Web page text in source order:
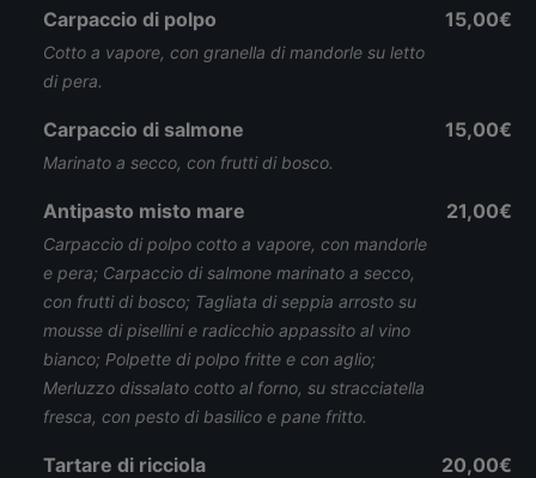
Carpaccio di polpo
Cotto a vapore, con granella di mandorle su letto
di pera.
15,00€
Carpaccio di salmone
Marinato a secco, con frutti di bosco.
15,00€
Antipasto misto mare
Carpaccio di polpo cotto a vapore, con mandorle
e pera; Carpaccio di salmone marinato a secco,
con frutti di bosco; Tagliata di seppia arrosto su
mousse di pisellini e radicchio appassito al vino
bianco; Polpette di polpo fritte e con aglio;
Merluzzo dissalato cotto al forno, su stracciatella
fresca, con pesto di basilico e pane fritto.
21,00€
Tartare di ricciola 20,00€